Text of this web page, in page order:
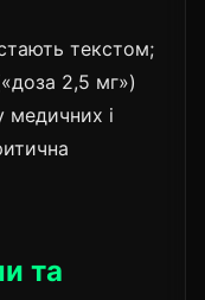
текстом;
2,5 мг»)
медичних і
та